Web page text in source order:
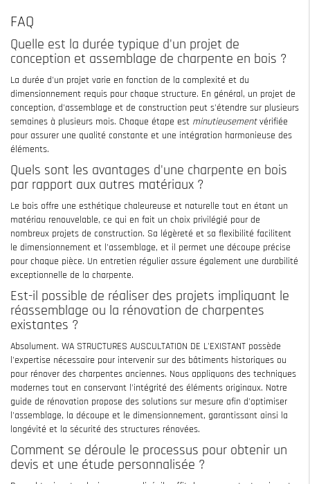
FAQ
Quelle est la durée typique d'un projet de
conception et assemblage de charpente en bois ?
La durée d'un projet varie en fonction de la complexité et du
dimensionnement requis pour chaque structure. En général, un projet de
conception, d'assemblage et de construction peut s'étendre sur plusieurs
semaines à plusieurs mois. Chaque étape est minutieusementvérifiée
pour assurer une qualité constante et une intégration harmonieuse des
éléments.
Quels sont les avantages d'une charpente en bois
par rapport aux autres matériaux ?
Le bois offre une esthétique chaleureuse et naturelle tout en étant un
matériau renouvelable, ce qui en fait un choix privilégié pour de
nombreux projets de construction. Sa légèreté et sa flexibilité facilitent
le dimensionnement et l'assemblage, et il permet une découpe précise
pour chaque pièce. Un entretien régulier assure également une durabilité
exceptionnelle de la charpente.
Est-il possible de réaliser des projets impliquant le
réassemblage ou la rénovation de charpentes
existantes ?
Absolument. WA STRUCTURES AUSCULTATION DE L'EXISTANT possède
l'expertise nécessaire pour intervenir sur des bâtiments historiques ou
pour rénover des charpentes anciennes. Nous appliquons des techniques
modernes tout en conservant l'intégrité des éléments originaux. Notre
guide de rénovation propose des solutions sur mesure afin d'optimiser
l'assemblage, la découpe et le dimensionnement, garantissant ainsi la
longévité et la sécurité des structures rénovées.
Comment se déroule le processus pour obtenir un
devis et une étude personnalisée ?